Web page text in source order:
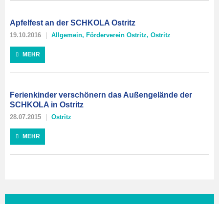
Apfelfest an der SCHKOLA Ostritz
19.10.2016 Allgemein, Förderverein Ostritz, Ostritz
MEHR
Ferienkinder verschönern das Außengelände der
SCHKOLA in Ostritz
28.07.2015 Ostritz
MEHR